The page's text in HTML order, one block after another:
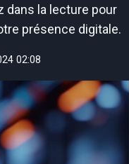
dans la lecture pour
présence digitale.
02:08